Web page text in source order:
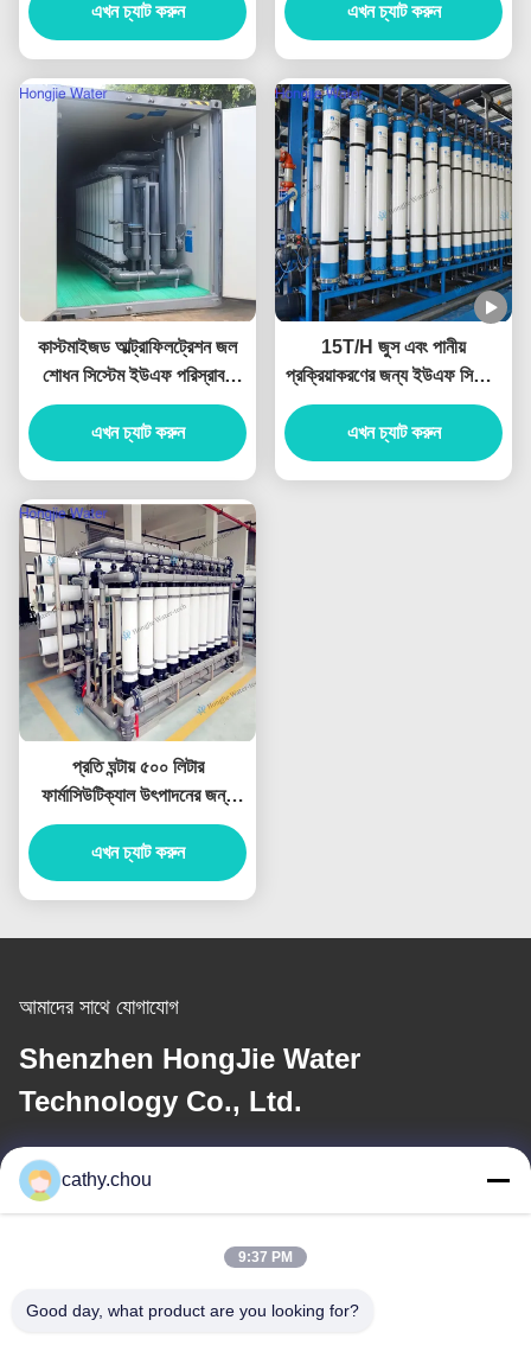
Pretreatment System
এখন চ্যাট করুন এখন চ্যাট করুন
কাস্টমাইজড আল্ট্রাফিলট্রেশন জল
শোধন সিস্টেম ইউএফ পরিস্রাবণ
সিস্টেম 0.25T/H-1000T/H
এখন চ্যাট করুন
15T/H জুস এবং পানীয়
প্রক্রিয়াকরণের জন্য ইউএফ সিস্টেম
জল শোধন
এখন চ্যাট করুন
প্রতি ঘন্টায় ৫০০ লিটার
ফার্মাসিউটিক্যাল উৎপাদনের জন্য
অতিপরিস্রাবণ ইউনিট
এখন চ্যাট করুন
আমাদের সাথে যোগাযোগ
Shenzhen HongJie Water
Technology Co., Ltd.
ই-মেইল
cathy@szhjwater.com
আমাদের ঠিকানা
cathy.chou
9:37 PM
Good day, what product are you looking for?